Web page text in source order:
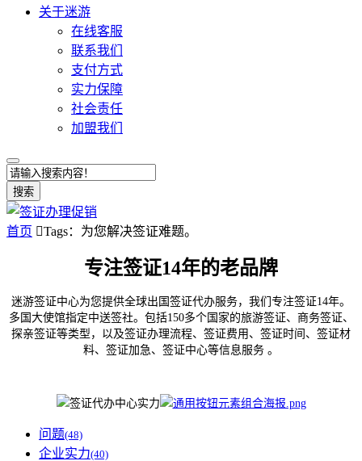
关于迷游
在线客服
联系我们
支付方式
实力保障
社会责任
加盟我们
搜索
首页 Tags：为您解决签证难题。
专注签证14年的老品牌
迷游签证中心为您提供全球出国签证代办服务，我们专注签证14年。
多国大使馆指定中送签社。包括150多个国家的旅游签证、商务签证、
探亲签证等类型，以及签证办理流程、签证费用、签证时间、签证材
料、签证加急、签证中心等信息服务 。
问题(48)
企业实力(40)